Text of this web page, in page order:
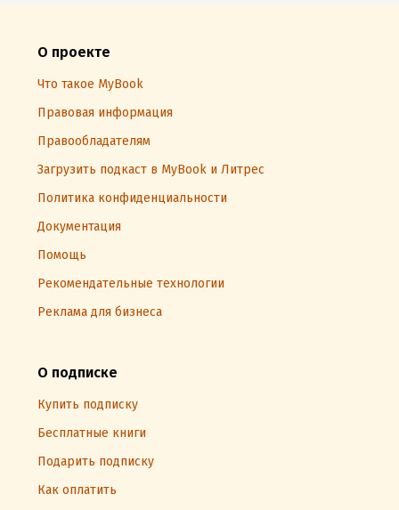
О проекте
Что такое MyBook
Правовая информация
Правообладателям
Загрузить подкаст в MyBook и Литрес
Политика конфиденциальности
Документация
Помощь
Рекомендательные технологии
Реклама для бизнеса
О подписке
Купить подписку
Бесплатные книги
Подарить подписку
Как оплатить